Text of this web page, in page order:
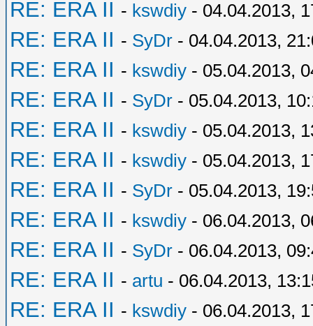
RE: ERA II - kswdiy - 04.04.2013,
RE: ERA II - SyDr - 04.04.2013,
RE: ERA II - kswdiy - 05.04.2013,
RE: ERA II - SyDr - 05.04.2013,
RE: ERA II - kswdiy - 05.04.2013,
RE: ERA II - kswdiy - 05.04.2013,
RE: ERA II - SyDr - 05.04.2013,
RE: ERA II - kswdiy - 06.04.2013,
RE: ERA II - SyDr - 06.04.2013,
RE: ERA II - artu - 06.04.2013,
RE: ERA II - kswdiy - 06.04.2013,